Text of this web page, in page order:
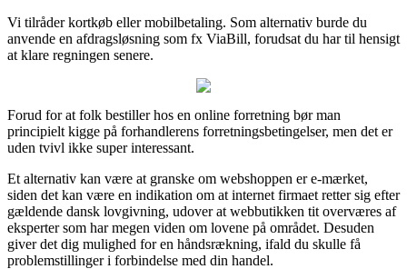
Vi tilråder kortkøb eller mobilbetaling. Som alternativ burde du
anvende en afdragsløsning som fx ViaBill, forudsat du har til hensigt
at klare regningen senere.
Forud for at folk bestiller hos en online forretning bør man
principielt kigge på forhandlerens forretningsbetingelser, men det er
uden tvivl ikke super interessant.
Et alternativ kan være at granske om webshoppen er e-mærket,
siden det kan være en indikation om at internet firmaet retter sig efter
gældende dansk lovgivning, udover at webbutikken tit overværes af
eksperter som har megen viden om lovene på området. Desuden
giver det dig mulighed for en håndsrækning, ifald du skulle få
problemstillinger i forbindelse med din handel.